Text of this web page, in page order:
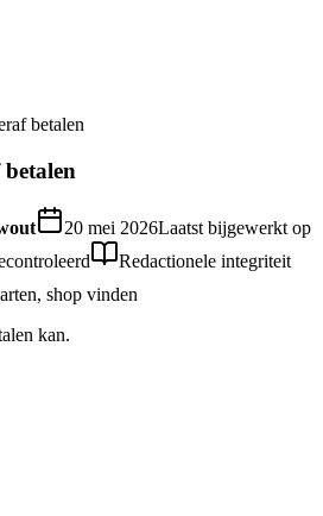
betalen
20 mei 2026Laatst bijgewerkt op
Redactionele integriteit
shop vinden
kan.